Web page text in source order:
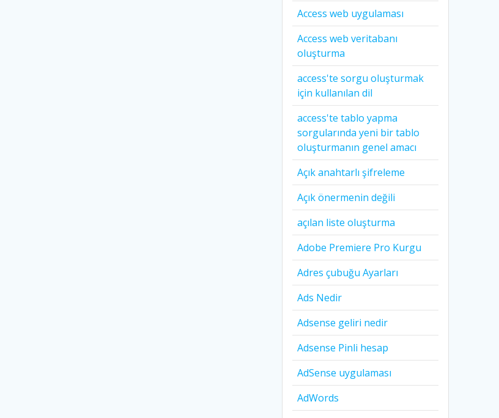
Access web uygulaması
Access web veritabanı
oluşturma
access'te sorgu oluşturmak
için kullanılan dil
access'te tablo yapma
sorgularında yeni bir tablo
oluşturmanın genel amacı
Açık anahtarlı şifreleme
Açık önermenin değili
açılan liste oluşturma
Adobe Premiere Pro Kurgu
Adres çubuğu Ayarları
Ads Nedir
Adsense geliri nedir
Adsense Pinli hesap
AdSense uygulaması
AdWords